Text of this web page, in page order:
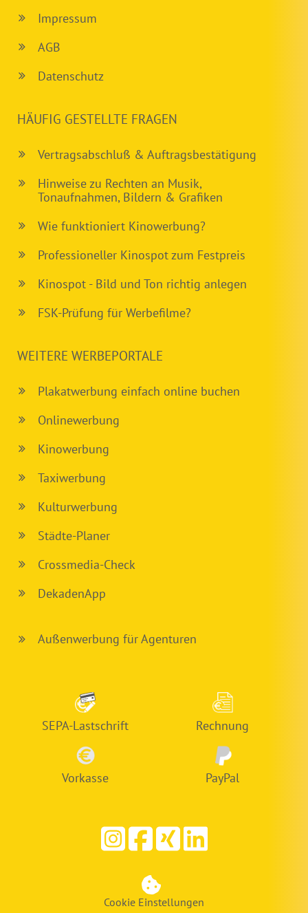
Impressum
AGB
Datenschutz
HÄUFIG GESTELLTE FRAGEN
Vertragsabschluß & Auftragsbestätigung
Hinweise zu Rechten an Musik,
Tonaufnahmen, Bildern & Grafiken
Wie funktioniert Kinowerbung?
Professioneller Kinospot zum Festpreis
Kinospot - Bild und Ton richtig anlegen
FSK-Prüfung für Werbefilme?
WEITERE WERBEPORTALE
Plakatwerbung einfach online buchen
Onlinewerbung
Kinowerbung
Taxiwerbung
Kulturwerbung
Städte-Planer
Crossmedia-Check
DekadenApp
Außenwerbung für Agenturen
SEPA-Lastschrift Rechnung
Vorkasse PayPal
Cookie Einstellungen